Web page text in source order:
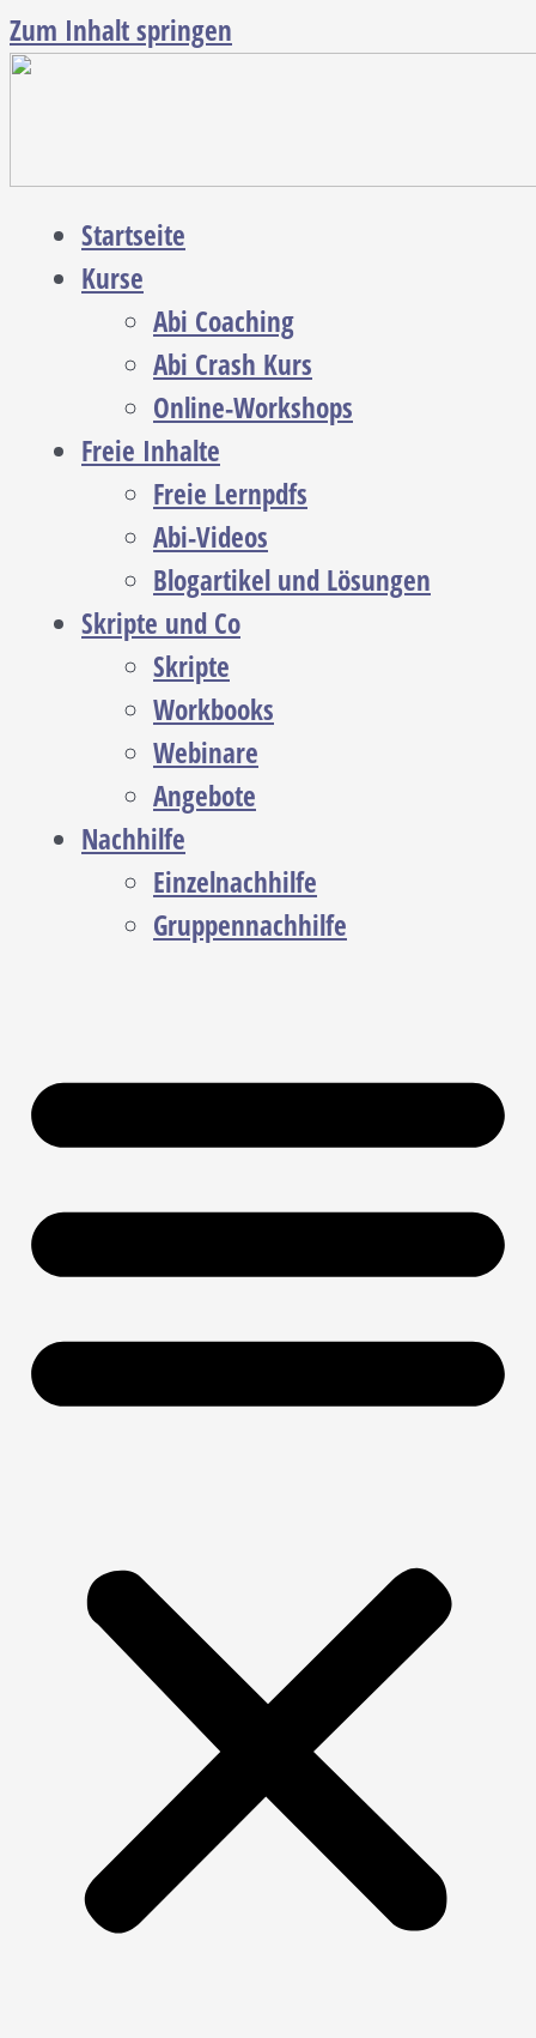
Zum Inhalt springen
Startseite
Kurse
Abi Coaching
Abi Crash Kurs
Online-Workshops
Freie Inhalte
Freie Lernpdfs
Abi-Videos
Blogartikel und Lösungen
Skripte und Co
Skripte
Workbooks
Webinare
Angebote
Nachhilfe
Einzelnachhilfe
Gruppennachhilfe